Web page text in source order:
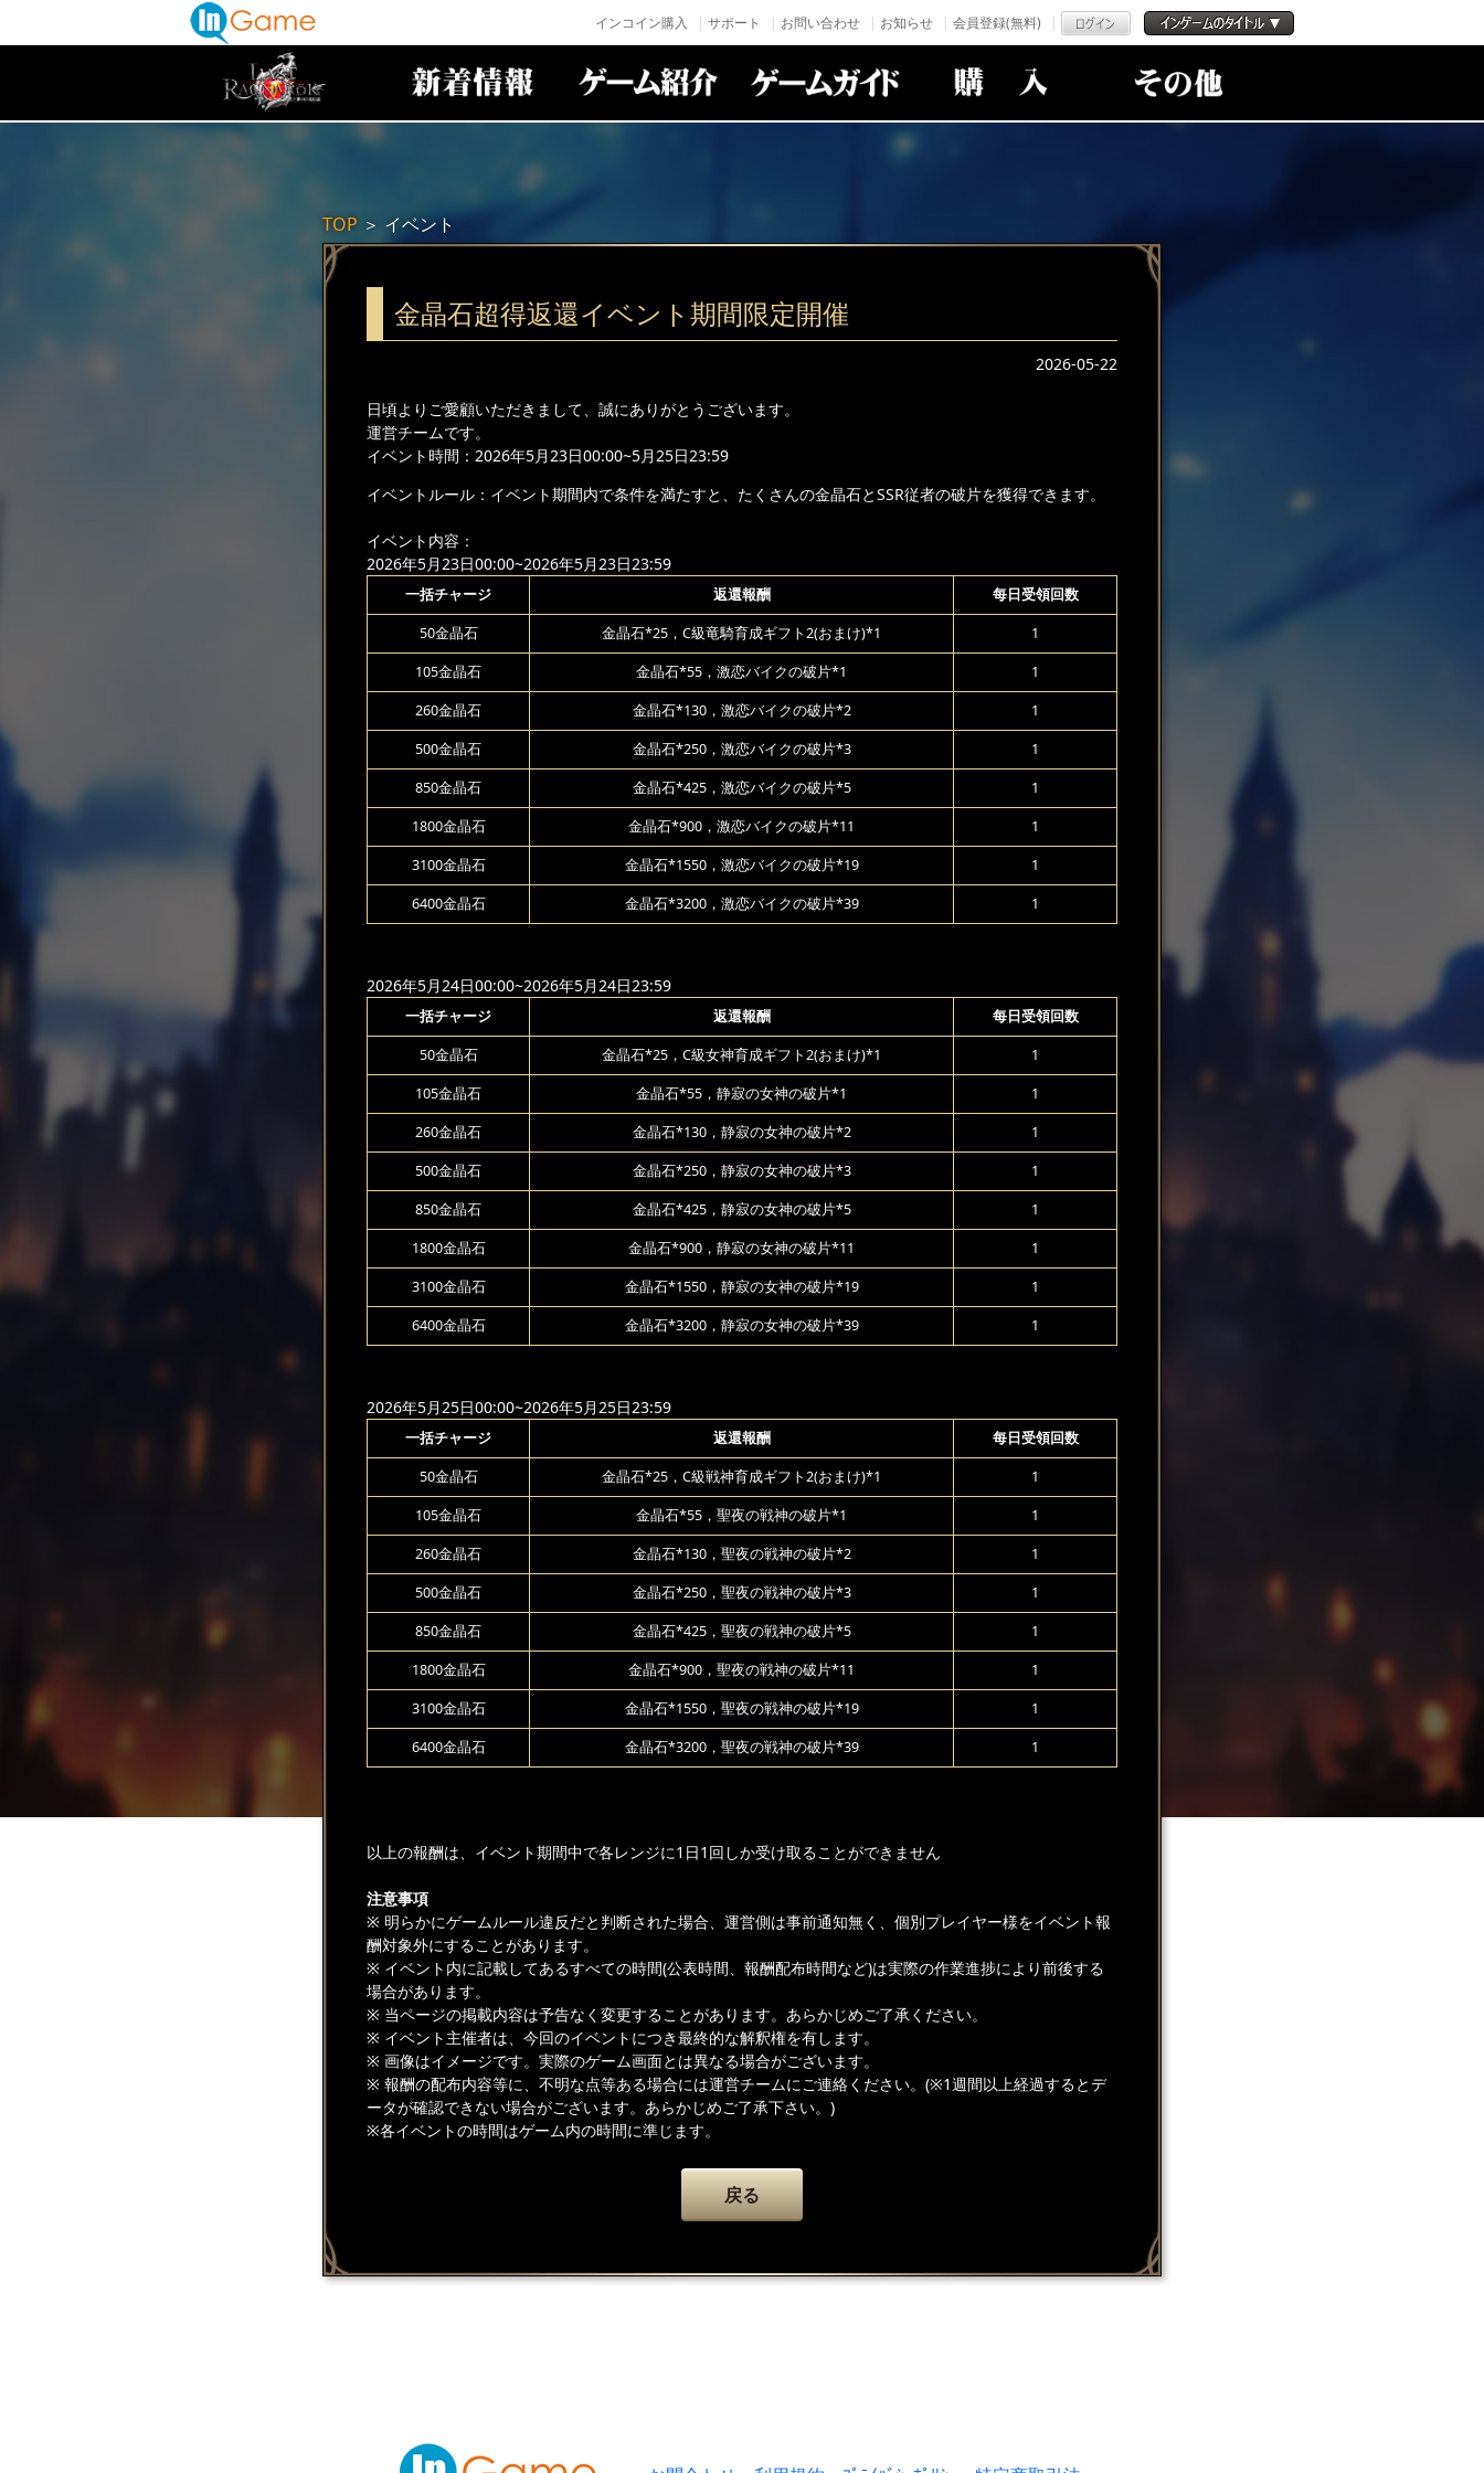
インコイン購入 サポート お問い合わせ お知らせ 会員登録(無料)
TOP ＞ イベント
金晶石超得返還イベント期間限定開催
2026-05-22
日頃よりご愛顧いただきまして、誠にありがとうございます。
運営チームです。
イベント時間：2026年5月23日00:00~5月25日23:59
イベントルール：イベント期間内で条件を満たすと、たくさんの金晶石とSSR従者の破片を獲得できます。
イベント内容：
2026年5月23日00:00~2026年5月23日23:59
一括チャージ 返還報酬 每日受領回数
50金晶石 金晶石*25，C級竜騎育成ギフト2(おまけ)*1 1
105金晶石 金晶石*55，激恋バイクの破片*1 1
260金晶石 金晶石*130，激恋バイクの破片*2 1
500金晶石 金晶石*250，激恋バイクの破片*3 1
850金晶石 金晶石*425，激恋バイクの破片*5 1
1800金晶石 金晶石*900，激恋バイクの破片*11 1
3100金晶石 金晶石*1550，激恋バイクの破片*19 1
6400金晶石 金晶石*3200，激恋バイクの破片*39 1
2026年5月24日00:00~2026年5月24日23:59
一括チャージ 返還報酬 每日受領回数
50金晶石 金晶石*25，C級女神育成ギフト2(おまけ)*1 1
105金晶石 金晶石*55，静寂の女神の破片*1 1
260金晶石 金晶石*130，静寂の女神の破片*2 1
500金晶石 金晶石*250，静寂の女神の破片*3 1
850金晶石 金晶石*425，静寂の女神の破片*5 1
1800金晶石 金晶石*900，静寂の女神の破片*11 1
3100金晶石 金晶石*1550，静寂の女神の破片*19 1
6400金晶石 金晶石*3200，静寂の女神の破片*39 1
2026年5月25日00:00~2026年5月25日23:59
一括チャージ 返還報酬 每日受領回数
50金晶石 金晶石*25，C級戦神育成ギフト2(おまけ)*1 1
105金晶石 金晶石*55，聖夜の戦神の破片*1 1
260金晶石 金晶石*130，聖夜の戦神の破片*2 1
500金晶石 金晶石*250，聖夜の戦神の破片*3 1
850金晶石 金晶石*425，聖夜の戦神の破片*5 1
1800金晶石 金晶石*900，聖夜の戦神の破片*11 1
3100金晶石 金晶石*1550，聖夜の戦神の破片*19 1
6400金晶石 金晶石*3200，聖夜の戦神の破片*39 1
以上の報酬は、イベント期間中で各レンジに1日1回しか受け取ることができません
注意事項
※ 明らかにゲームルール違反だと判断された場合、運営側は事前通知無く、個別プレイヤー様をイベント報
酬対象外にすることがあります。
※ イベント内に記載してあるすべての時間(公表時間、報酬配布時間など)は実際の作業進捗により前後する
場合があります。
※ 当ページの掲載内容は予告なく変更することがあります。あらかじめご了承ください。
※ イベント主催者は、今回のイベントにつき最終的な解釈権を有します。
※ 画像はイメージです。実際のゲーム画面とは異なる場合がございます。
※ 報酬の配布内容等に、不明な点等ある場合には運営チームにご連絡ください。(※1週間以上経過するとデ
ータが確認できない場合がございます。あらかじめご了承下さい。)
※各イベントの時間はゲーム内の時間に準じます。
戻る